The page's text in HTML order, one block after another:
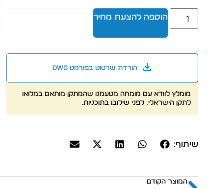
הוספה להצעת מחיר
הורדת שרטוט בפורמט dwg
מומלץ לוודא עם מומחה מטעמנו שהמתקן מותאם במלואו
לתקן הישראלי, לפני שילובו בתוכניות.
שיתוף:
המוצר הקודם